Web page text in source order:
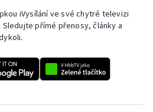
iVysílání ve své chytré televizi
přímé přenosy, články a